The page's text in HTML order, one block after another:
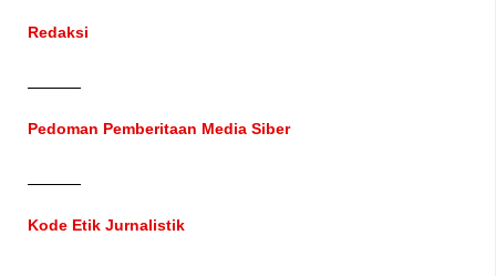
Redaksi
Pedoman Pemberitaan Media Siber
Kode Etik Jurnalistik